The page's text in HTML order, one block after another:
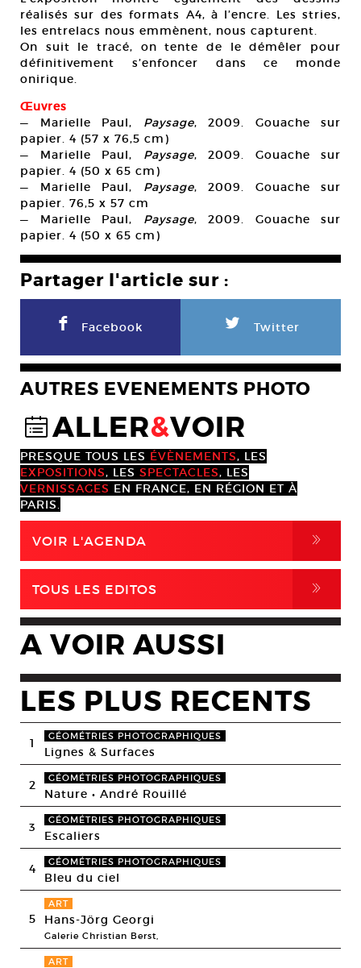
réalisés sur des formats A4, à l’encre. Les stries,
les entrelacs nous emmènent, nous capturent.
On suit le tracé, on tente de le démêler pour
définitivement s’enfoncer dans ce monde
onirique.
Œuvres
— Marielle Paul, Paysage, 2009. Gouache sur
papier. 4 (57 x 76,5 cm)
— Marielle Paul, Paysage, 2009. Gouache sur
papier. 4 (50 x 65 cm)
— Marielle Paul, Paysage, 2009. Gouache sur
papier. 76,5 x 57 cm
— Marielle Paul, Paysage, 2009. Gouache sur
papier. 4 (50 x 65 cm)
Partager l'article sur :
F Facebook L Twitter
AUTRES EVENEMENTS PHOTO
@ALLER&VOIR
PRESQUE TOUS LES ÉVÈNEMENTS, LES
EXPOSITIONS, LES SPECTACLES, LES
VERNISSAGES EN FRANCE, EN RÉGION ET À
PARIS.
VOIR L'AGENDA ,
TOUS LES EDITOS ,
A VOIR AUSSI
LES PLUS RECENTS
1 GÉOMÉTRIES PHOTOGRAPHIQUES
Lignes & Surfaces
2 GÉOMÉTRIES PHOTOGRAPHIQUES
Nature • André Rouillé
3 GÉOMÉTRIES PHOTOGRAPHIQUES
Escaliers
4 GÉOMÉTRIES PHOTOGRAPHIQUES
Bleu du ciel
5
ART
Hans-Jörg Georgi
Galerie Christian Berst,
ART